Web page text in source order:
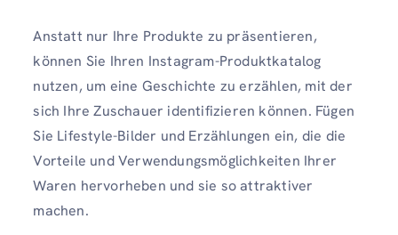
Anstatt nur Ihre Produkte zu präsentieren,
können Sie Ihren Instagram-Produktkatalog
nutzen, um eine Geschichte zu erzählen, mit der
sich Ihre Zuschauer identifizieren können. Fügen
Sie Lifestyle-Bilder und Erzählungen ein, die die
Vorteile und Verwendungsmöglichkeiten Ihrer
Waren hervorheben und sie so attraktiver
machen.